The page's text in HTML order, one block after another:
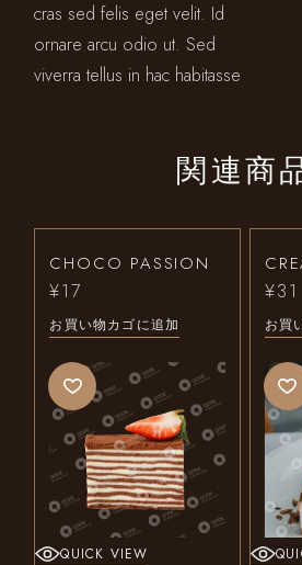
cras sed felis eget velit. Id
ornare arcu odio ut. Sed
viverra tellus in hac habitasse
関連商
CHOCO PASSION
¥17
お買い物カゴに追加
QUICK VIEW
¥31
お買